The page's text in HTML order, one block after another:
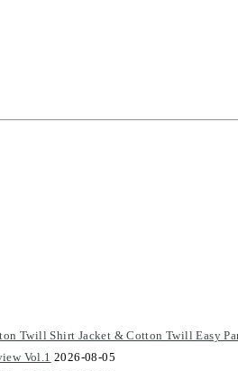
Twill Shirt Jacket & Cotton Twill Easy
Vol.1 2026-08-05